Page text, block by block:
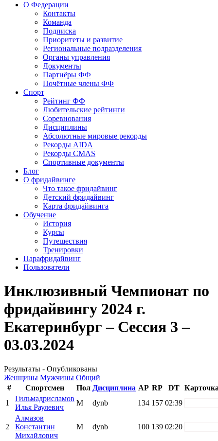
О Федерации
Контакты
Команда
Подписка
Приоритеты и развитие
Региональные подразделения
Органы управления
Документы
Партнёры ФФ
Почётные члены ФФ
Спорт
Рейтинг ФФ
Любительские рейтинги
Соревнования
Дисциплины
Абсолютные мировые рекорды
Рекорды AIDA
Рекорды CMAS
Спортивные документы
Блог
О фридайвинге
Что такое фридайвинг
Детский фридайвинг
Карта фридайвинга
Обучение
История
Курсы
Путешествия
Тренировки
Парафридайвинг
Пользователи
Инклюзивный Чемпионат по
фридайвингу 2024 г.
Екатеринбург – Сессия 3 –
03.03.2024
Результаты - Опубликованы
Женщины Мужчины Общий
#
Спортсмен Пол Дисциплина AP RP DT
1
Гильмадрисламов
Илья Раулевич
М dynb 134 157 02:39
2
Алмазов
Константин
Михайлович
М dynb 100 139 02:20